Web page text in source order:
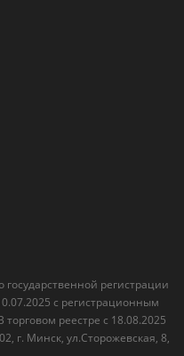
регистрации
с регистрационным
реестре с 18.08.2025
г. Минск, ул.Сторожевская, 8,